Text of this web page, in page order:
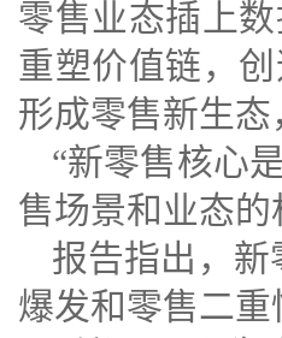
零售业态插上
重塑价值链，
形成零售新生
“新零售核心
售场景和业态
报告指出，新
爆发和零售二重